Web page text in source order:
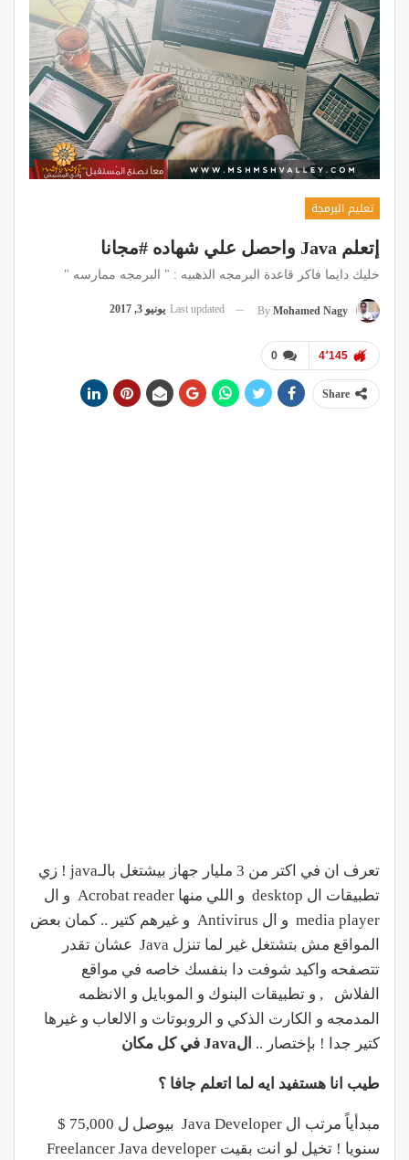
تعليم البرمجة
إتعلم Java واحصل علي شهاده #مجانا
خليك دايما فاكر قاعدة البرمجه الذهبيه : " البرمجه ممارسه "
By Mohamed Nagy
Last updated يونيو 3, 2017
0 4٬145
Share
تعرف ان في اكتر من 3 مليار جهاز بيشتغل بالـjava ! زي
تطبيقات ال desktop و اللي منها Acrobat reader و ال
media player و ال Antivirus و غيرهم كتير .. كمان بعض
المواقع مش بتشتغل غير لما تنزل Java عشان تقدر
تتصفحه واكيد شوفت دا بنفسك خاصه في مواقع
الفلاش , و تطبيقات البنوك و الموبايل و الانظمه
المدمجه و الكارت الذكي و الروبوتات و الالعاب و غيرها
كتير جدا ! بإختصار .. الJava في كل مكان
طيب انا هستفيد ايه لما اتعلم جافا ؟
مبدأياً مرتب ال Java Developer بيوصل ل 75,000 $
سنويا ! تخيل لو انت بقيت Freelancer Java developer